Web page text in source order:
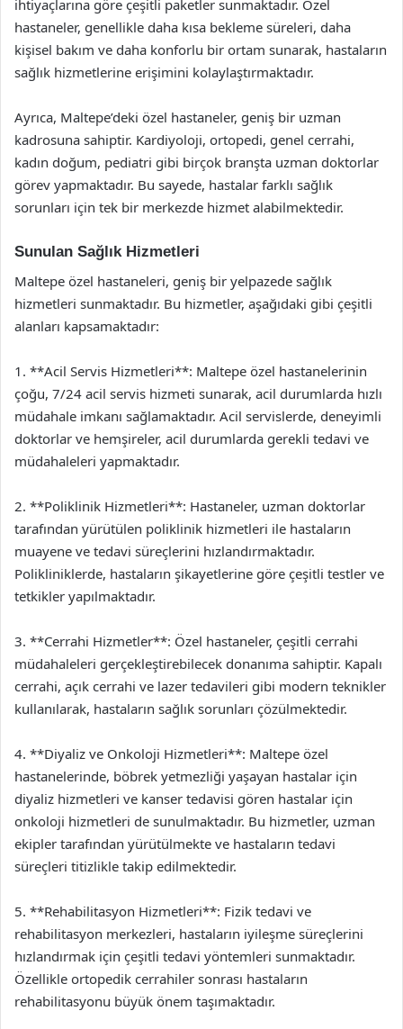
ihtiyaçlarına göre çeşitli paketler sunmaktadır. Özel
hastaneler, genellikle daha kısa bekleme süreleri, daha
kişisel bakım ve daha konforlu bir ortam sunarak, hastaların
sağlık hizmetlerine erişimini kolaylaştırmaktadır.
Ayrıca, Maltepe’deki özel hastaneler, geniş bir uzman
kadrosuna sahiptir. Kardiyoloji, ortopedi, genel cerrahi,
kadın doğum, pediatri gibi birçok branşta uzman doktorlar
görev yapmaktadır. Bu sayede, hastalar farklı sağlık
sorunları için tek bir merkezde hizmet alabilmektedir.
Sunulan Sağlık Hizmetleri
Maltepe özel hastaneleri, geniş bir yelpazede sağlık
hizmetleri sunmaktadır. Bu hizmetler, aşağıdaki gibi çeşitli
alanları kapsamaktadır:
1. **Acil Servis Hizmetleri**: Maltepe özel hastanelerinin
çoğu, 7/24 acil servis hizmeti sunarak, acil durumlarda hızlı
müdahale imkanı sağlamaktadır. Acil servislerde, deneyimli
doktorlar ve hemşireler, acil durumlarda gerekli tedavi ve
müdahaleleri yapmaktadır.
2. **Poliklinik Hizmetleri**: Hastaneler, uzman doktorlar
tarafından yürütülen poliklinik hizmetleri ile hastaların
muayene ve tedavi süreçlerini hızlandırmaktadır.
Polikliniklerde, hastaların şikayetlerine göre çeşitli testler ve
tetkikler yapılmaktadır.
3. **Cerrahi Hizmetler**: Özel hastaneler, çeşitli cerrahi
müdahaleleri gerçekleştirebilecek donanıma sahiptir. Kapalı
cerrahi, açık cerrahi ve lazer tedavileri gibi modern teknikler
kullanılarak, hastaların sağlık sorunları çözülmektedir.
4. **Diyaliz ve Onkoloji Hizmetleri**: Maltepe özel
hastanelerinde, böbrek yetmezliği yaşayan hastalar için
diyaliz hizmetleri ve kanser tedavisi gören hastalar için
onkoloji hizmetleri de sunulmaktadır. Bu hizmetler, uzman
ekipler tarafından yürütülmekte ve hastaların tedavi
süreçleri titizlikle takip edilmektedir.
5. **Rehabilitasyon Hizmetleri**: Fizik tedavi ve
rehabilitasyon merkezleri, hastaların iyileşme süreçlerini
hızlandırmak için çeşitli tedavi yöntemleri sunmaktadır.
Özellikle ortopedik cerrahiler sonrası hastaların
rehabilitasyonu büyük önem taşımaktadır.